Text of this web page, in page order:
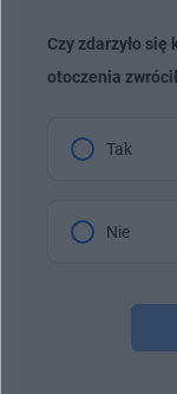
Czy zdarzyło
otoczenia
Tak
Nie